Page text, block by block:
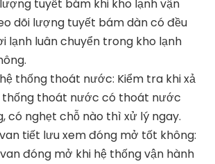
tuyết bám khi kho lạnh vận
dõi lượng tuyết bám dàn có đều
lạnh luân chuyển trong kho lạnh
thống thoát nước: Kiểm tra khi xả
thoát nước có thoát nước
có nghẹt chỗ nào thì xử lý ngay.
tiết lưu xem đóng mở tốt không:
đóng mở khi hệ thống vận hành